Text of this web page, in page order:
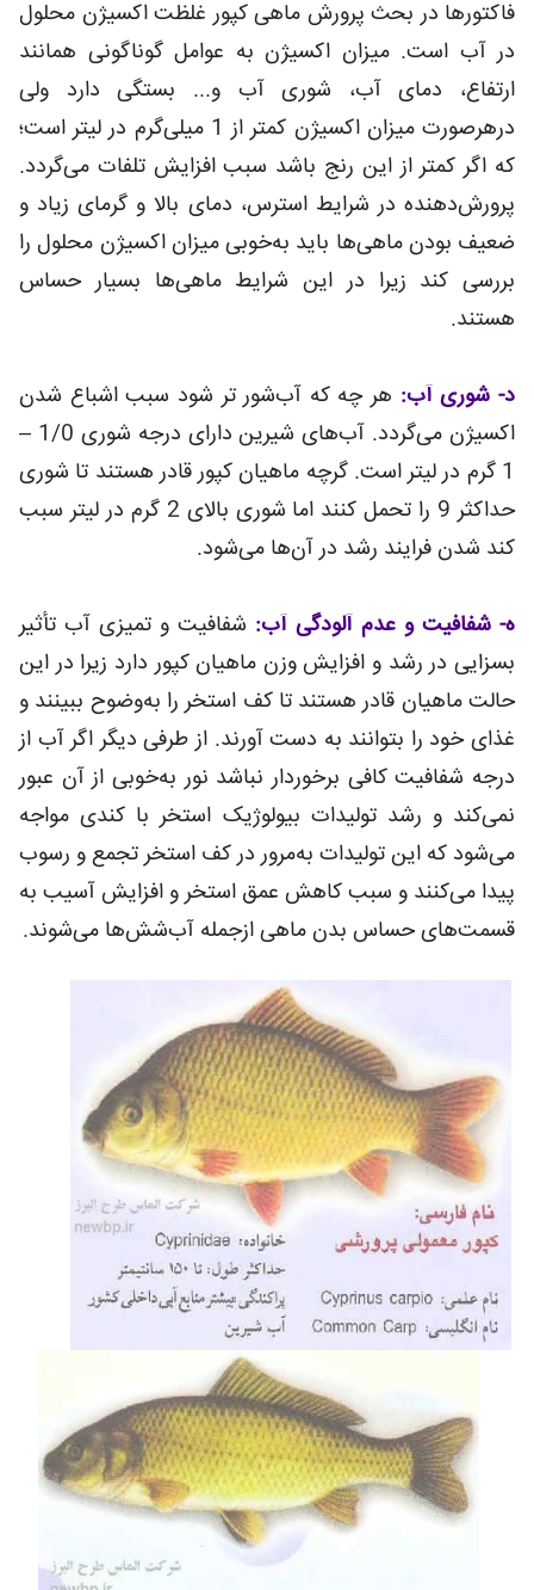
فاکتورها در بحث پرورش ماهی کپور غلظت اکسیژن محلول
در آب است. میزان اکسیژن به عوامل گوناگونی همانند
ارتفاع، دمای آب، شوری آب و... بستگی دارد ولی
درهرصورت میزان اکسیژن کمتر از 1 میلی‌گرم در لیتر است؛
که اگر کمتر از این رنج باشد سبب افزایش تلفات می‌گردد.
پرورش‌دهنده در شرایط استرس، دمای بالا و گرمای زیاد و
ضعیف بودن ماهی‌ها باید به‌خوبی میزان اکسیژن محلول را
بررسی کند زیرا در این شرایط ماهی‌ها بسیار حساس
هستند.
د- شوری آب: هر چه که آب‌شور تر شود سبب اشباع شدن
اکسیژن می‌گردد. آب‌های شیرین دارای درجه شوری 1/0 –
1 گرم در لیتر است. گرچه ماهیان کپور قادر هستند تا شوری
حداکثر 9 را تحمل کنند اما شوری بالای 2 گرم در لیتر سبب
کند شدن فرایند رشد در آن‌ها می‌شود.
ه- شفافیت و عدم آلودگی آب: شفافیت و تمیزی آب تأثیر
بسزایی در رشد و افزایش وزن ماهیان کپور دارد زیرا در این
حالت ماهیان قادر هستند تا کف استخر را به‌وضوح ببینند و
غذای خود را بتوانند به دست آورند. از طرفی دیگر اگر آب از
درجه شفافیت کافی برخوردار نباشد نور به‌خوبی از آن عبور
نمی‌کند و رشد تولیدات بیولوژیک استخر با کندی مواجه
می‌شود که این تولیدات به‌مرور در کف استخر تجمع و رسوب
پیدا می‌کنند و سبب کاهش عمق استخر و افزایش آسیب به
قسمت‌های حساس بدن ماهی ازجمله آب‌شش‌ها می‌شوند.